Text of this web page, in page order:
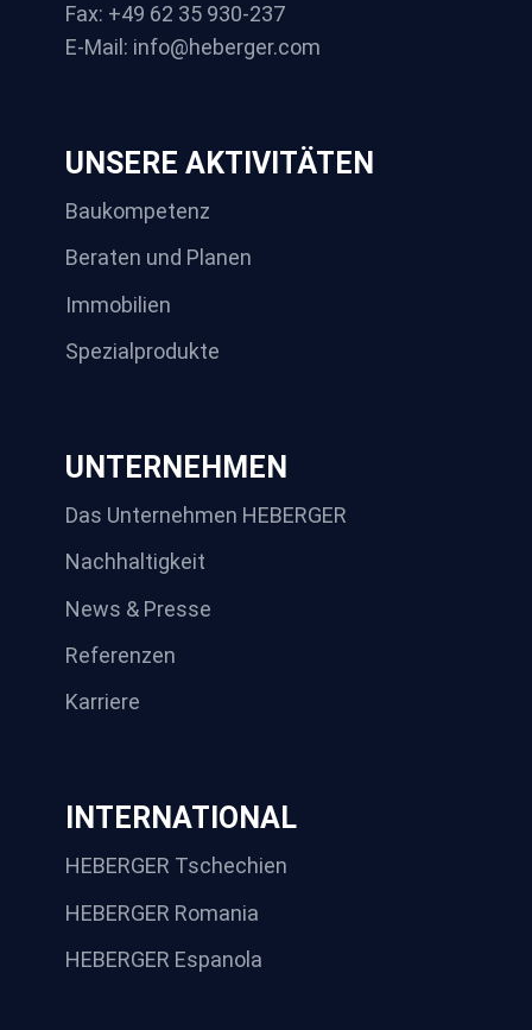
Fax: +49 62 35 930-237
E-Mail: info@heberger.com
UNSERE AKTIVITÄTEN
Baukompetenz
Beraten und Planen
Immobilien
Spezialprodukte
UNTERNEHMEN
Das Unternehmen HEBERGER
Nachhaltigkeit
News & Presse
Referenzen
Karriere
INTERNATIONAL
HEBERGER Tschechien
HEBERGER Romania
HEBERGER Espanola